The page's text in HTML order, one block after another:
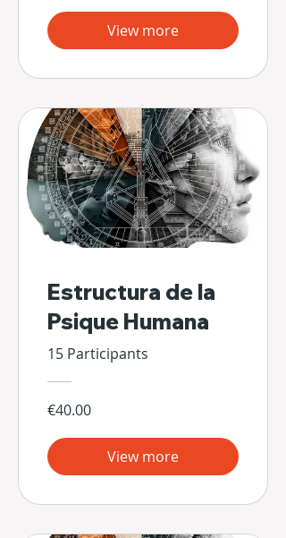
View more
Estructura de la
Psique Humana
15 Participants
€40.00
View more